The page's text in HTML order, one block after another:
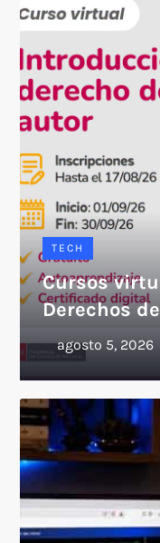
TECH
Cursos
Derechos